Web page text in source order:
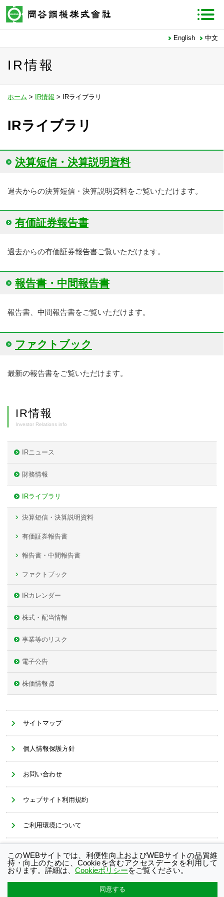
English 中文
IR情報
ホーム > IR情報 > IRライブラリ
IRライブラリ
決算短信・決算説明資料
過去からの決算短信・決算説明資料をご覧いただけます。
有価証券報告書
過去からの有価証券報告書ご覧いただけます。
報告書・中間報告書
報告書、中間報告書をご覧いただけます。
ファクトブック
最新の報告書をご覧いただけます。
IR情報
Investor Relations info
IRニュース
財務情報
IRライブラリ
決算短信・決算説明資料
有価証券報告書
報告書・中間報告書
ファクトブック
IRカレンダー
株式・配当情報
事業等のリスク
電子公告
株価情報
サイトマップ
個人情報保護方針
お問い合わせ
ウェブサイト利用規約
ご利用環境について
このWEBサイトでは、利便性向上およびWEBサイトの品質維
持・向上のために、Cookieを含むアクセスデータを利用して
おります。詳細は、 Cookieポリシーをご覧ください。
同意する